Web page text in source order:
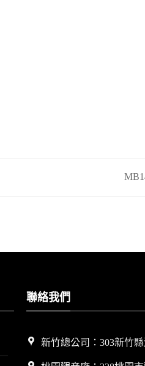
聯絡我們
新竹總公司：303新竹